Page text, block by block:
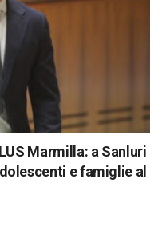
Marmilla: a Sanluri
e famiglie al